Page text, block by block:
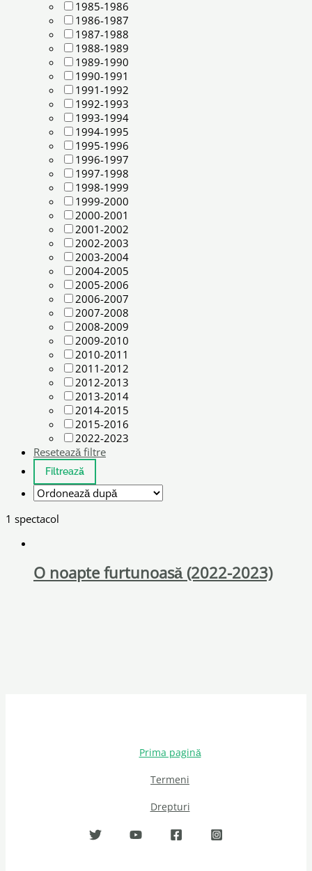
1985-1986
1986-1987
1987-1988
1988-1989
1989-1990
1990-1991
1991-1992
1992-1993
1993-1994
1994-1995
1995-1996
1996-1997
1997-1998
1998-1999
1999-2000
2000-2001
2001-2002
2002-2003
2003-2004
2004-2005
2005-2006
2006-2007
2007-2008
2008-2009
2009-2010
2010-2011
2011-2012
2012-2013
2013-2014
2014-2015
2015-2016
2022-2023
Resetează filtre
1 spectacol
O noapte furtunoasă (2022-2023)
Prima pagină
Termeni
Drepturi